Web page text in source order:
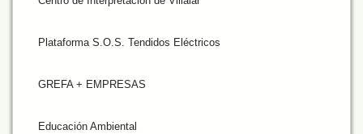
Plataforma S.O.S. Tendidos Eléctricos
GREFA + EMPRESAS
Educación Ambiental